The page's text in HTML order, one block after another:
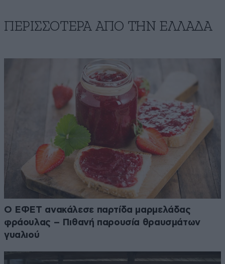
ΠΕΡΙΣΣΟΤΕΡΑ ΑΠΟ ΤΗΝ ΕΛΛΑΔΑ
Ο ΕΦΕΤ ανακάλεσε παρτίδα μαρμελάδας
φράουλας – Πιθανή παρουσία θραυσμάτων
γυαλιού